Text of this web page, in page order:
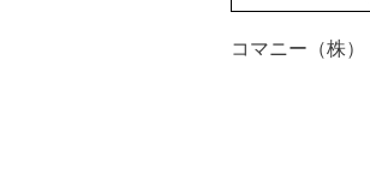
コマニー（株）